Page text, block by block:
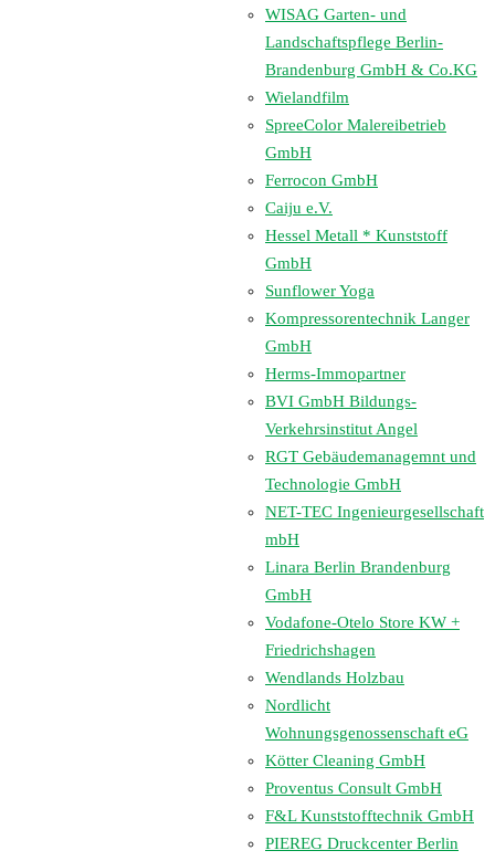
WISAG Garten- und
Landschaftspflege Berlin-
Brandenburg GmbH & Co.KG
Wielandfilm
SpreeColor Malereibetrieb
GmbH
Ferrocon GmbH
Caiju e.V.
Hessel Metall * Kunststoff
GmbH
Sunflower Yoga
Kompressorentechnik Langer
GmbH
Herms-Immopartner
BVI GmbH Bildungs-
Verkehrsinstitut Angel
RGT Gebäudemanagemnt und
Technologie GmbH
NET-TEC Ingenieurgesellschaft
mbH
Linara Berlin Brandenburg
GmbH
Vodafone-Otelo Store KW +
Friedrichshagen
Wendlands Holzbau
Nordlicht
Wohnungsgenossenschaft eG
Kötter Cleaning GmbH
Proventus Consult GmbH
F&L Kunststofftechnik GmbH
PIEREG Druckcenter Berlin